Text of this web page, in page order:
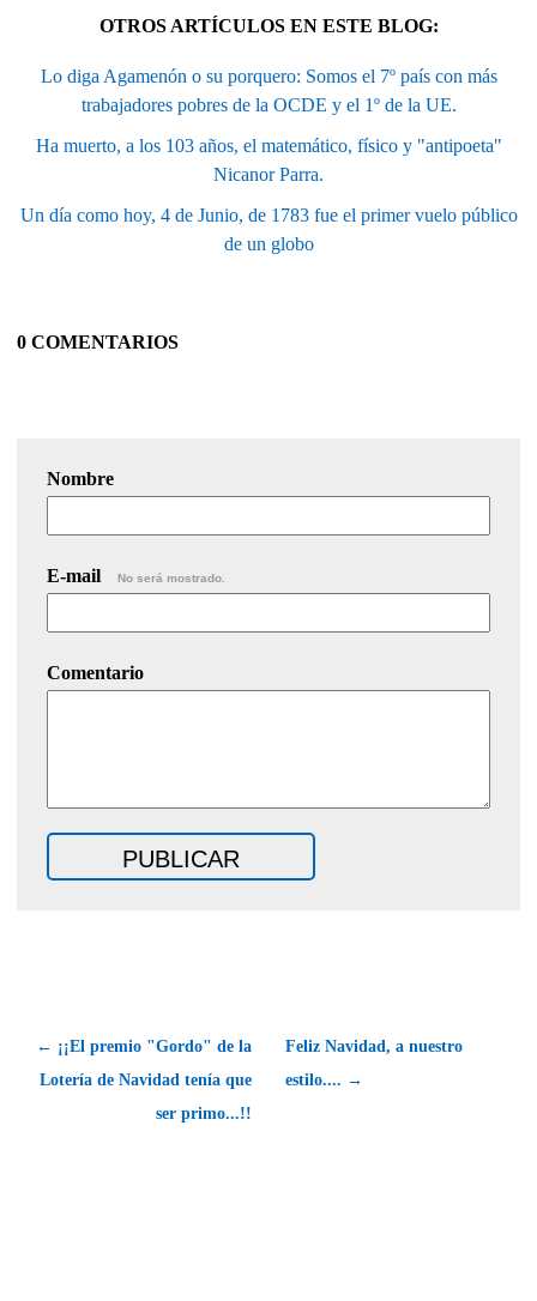
OTROS ARTÍCULOS EN ESTE BLOG:
Lo diga Agamenón o su porquero: Somos el 7º país con más
trabajadores pobres de la OCDE y el 1º de la UE.
Ha muerto, a los 103 años, el matemático, físico y "antipoeta"
Nicanor Parra.
Un día como hoy, 4 de Junio, de 1783 fue el primer vuelo público
de un globo
0 COMENTARIOS
Nombre
E-mail No será mostrado.
Comentario
← ¡¡El premio "Gordo" de la
Lotería de Navidad tenía que
ser primo...!!
Feliz Navidad, a nuestro
estilo.... →